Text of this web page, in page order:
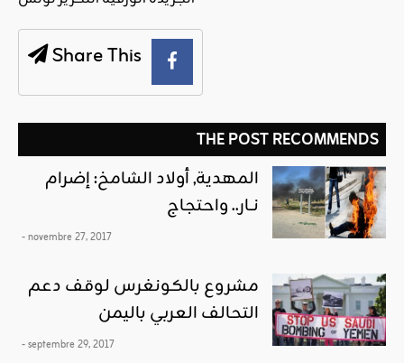
Share This
THE POST RECOMMENDS
المهدية, أولاد الشامخ: إضرام
نــار.. واحتجاج
- novembre 27, 2017
مشروع بالكونغرس لوقف دعم
التحالف العربي باليمن
- septembre 29, 2017